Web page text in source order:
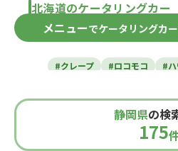
北海道のケータリングカー
北海道
関東のケータリングカー
埼玉県栃
北信越のケータリングカー
メニューでケータリングカ
#クレープ #ロコモコ #
#餃子・小籠包
#唐揚げ #
#イタリアン
#ケバブ #
静岡県の検
175